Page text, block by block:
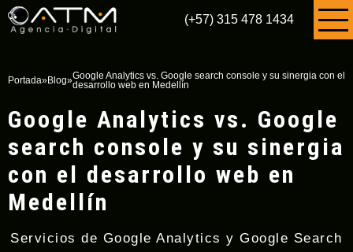
(+57) 315 478 1434
Portada»Blog»Google Analytics vs. Google search console y su sinergia con el
desarrollo web en Medellín
Google Analytics vs. Google
search console y su sinergia
con el desarrollo web en
Medellín
Servicios de Google Analytics y Google Search